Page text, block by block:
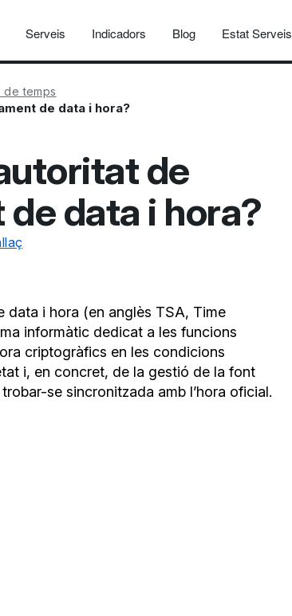
Serveis Indicadors Blog Estat Serveis
de temps
de data i hora?
de
data i hora?
data i hora (en anglès TSA, Time
informàtic dedicat a les funcions
criptogràfics en les condicions
i, en concret, de la gestió de la font
se sincronitzada amb l’hora oficial.